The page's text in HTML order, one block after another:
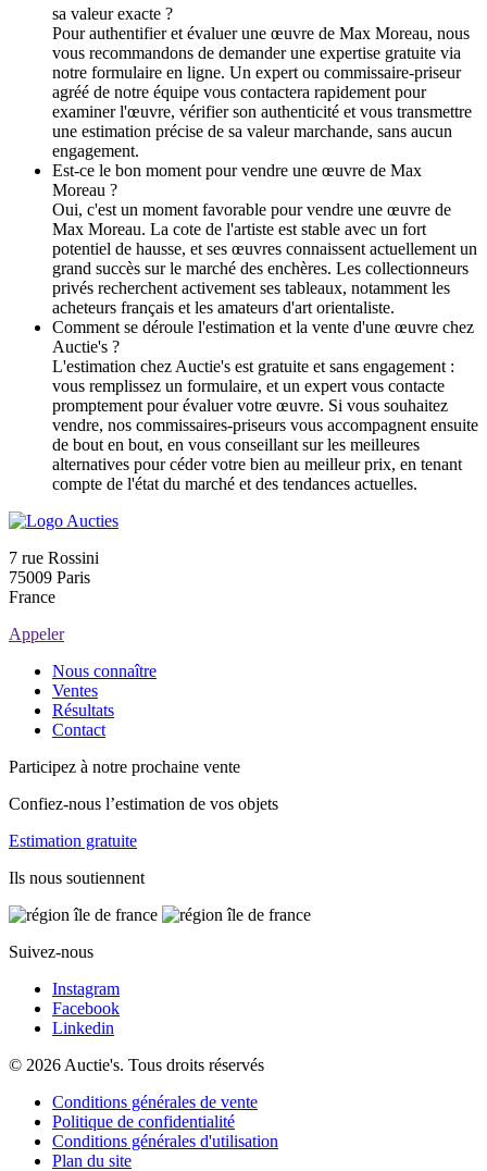
sa valeur exacte ?
Pour authentifier et évaluer une œuvre de Max Moreau, nous
vous recommandons de demander une expertise gratuite via
notre formulaire en ligne. Un expert ou commissaire-priseur
agréé de notre équipe vous contactera rapidement pour
examiner l'œuvre, vérifier son authenticité et vous transmettre
une estimation précise de sa valeur marchande, sans aucun
engagement.
Est-ce le bon moment pour vendre une œuvre de Max
Moreau ?
Oui, c'est un moment favorable pour vendre une œuvre de
Max Moreau. La cote de l'artiste est stable avec un fort
potentiel de hausse, et ses œuvres connaissent actuellement un
grand succès sur le marché des enchères. Les collectionneurs
privés recherchent activement ses tableaux, notamment les
acheteurs français et les amateurs d'art orientaliste.
Comment se déroule l'estimation et la vente d'une œuvre chez
Auctie's ?
L'estimation chez Auctie's est gratuite et sans engagement :
vous remplissez un formulaire, et un expert vous contacte
promptement pour évaluer votre œuvre. Si vous souhaitez
vendre, nos commissaires-priseurs vous accompagnent ensuite
de bout en bout, en vous conseillant sur les meilleures
alternatives pour céder votre bien au meilleur prix, en tenant
compte de l'état du marché et des tendances actuelles.
7 rue Rossini
75009 Paris
France
Appeler
Nous connaître
Ventes
Résultats
Contact
Participez à notre prochaine vente
Confiez-nous l’estimation de vos objets
Estimation gratuite
Ils nous soutiennent
Suivez-nous
Instagram
Facebook
Linkedin
© 2026 Auctie's. Tous droits réservés
Conditions générales de vente
Politique de confidentialité
Conditions générales d'utilisation
Plan du site